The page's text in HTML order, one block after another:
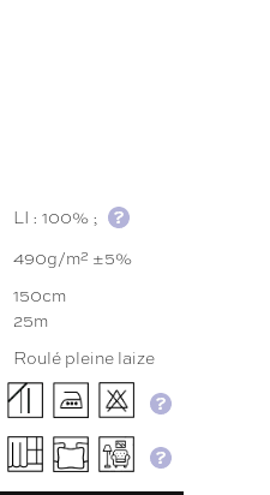
LI : 100% ;
490g/m² ±5%
150cm
25m
Roulé pleine laize